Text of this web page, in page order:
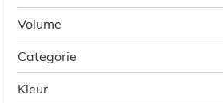
Volume
Categorie
Kleur